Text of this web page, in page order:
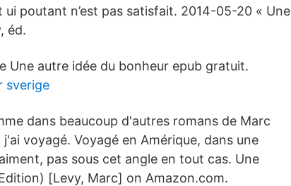
ui poutant n’est pas satisfait. 2014-05-20 « Une
éd.
Une autre idée du bonheur epub gratuit.
sverige
dans beaucoup d'autres romans de Marc
voyagé. Voyagé en Amérique, dans une
pas sous cet angle en tout cas. Une
[Levy, Marc] on Amazon.com.